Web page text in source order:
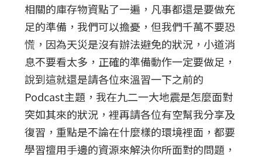
相關的庫存物資點了一遍，凡事都還是要做充
足的準備，我們可以擔憂，但我們千萬不要恐
慌，因為天災是沒有辦法避免的狀況，小道消
息不要看太多，正確的準備動作一定要做足，
說到這就還是請各位來溫習一下之前的
Podcast主題，我在九二一大地震是怎麼面對
突如其來的狀況，裡再請各位有空幫我分享及
復習，重點是不論在什麼樣的環境裡面，都要
學習擅用手邊的資源來解決你所面對的問題，